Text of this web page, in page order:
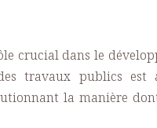
crucial dans le
travaux publics est
la manière